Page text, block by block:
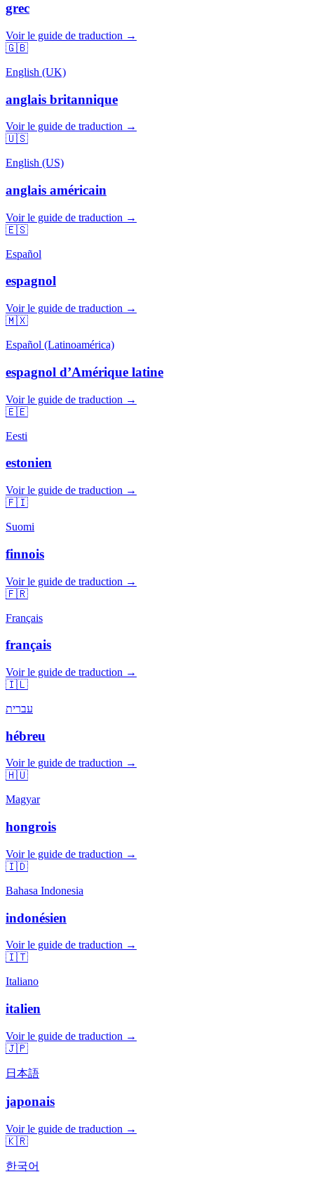
grec
Voir le guide de traduction →
🇬🇧
English (UK)
anglais britannique
Voir le guide de traduction →
🇺🇸
English (US)
anglais américain
Voir le guide de traduction →
🇪🇸
Español
espagnol
Voir le guide de traduction →
🇲🇽
Español (Latinoamérica)
espagnol d’Amérique latine
Voir le guide de traduction →
🇪🇪
Eesti
estonien
Voir le guide de traduction →
🇫🇮
Suomi
finnois
Voir le guide de traduction →
🇫🇷
Français
français
Voir le guide de traduction →
🇮🇱
עברית
hébreu
Voir le guide de traduction →
🇭🇺
Magyar
hongrois
Voir le guide de traduction →
🇮🇩
Bahasa Indonesia
indonésien
Voir le guide de traduction →
🇮🇹
Italiano
italien
Voir le guide de traduction →
🇯🇵
日本語
japonais
Voir le guide de traduction →
🇰🇷
한국어